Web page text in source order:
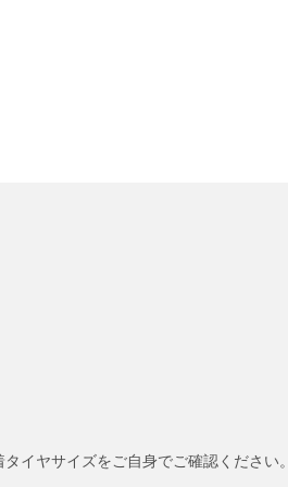
イヤサイズをご自身でご確認ください。